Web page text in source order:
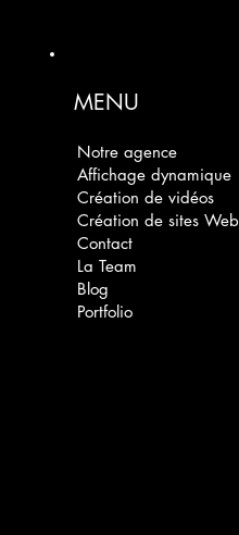
MENU
Notre agence
Affichage dynamique
Création de vidéos
Création de sites Web
Contact
La Team
Blog
Portfolio